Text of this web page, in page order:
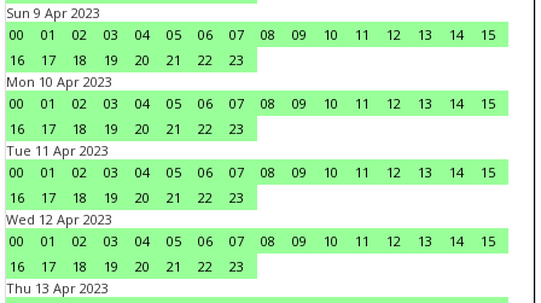
Sun 9 Apr 2023
00
01 02 03 04 05 06 07 08 09 10 11 12 13 14
15
16
17 18 19 20 21 22
23
Mon 10 Apr 2023
00
01 02 03 04 05 06 07 08 09 10 11 12 13 14
15
16
17 18 19 20 21 22
23
Tue 11 Apr 2023
00
01 02 03 04 05 06 07 08 09 10 11 12 13 14
15
16
17 18 19 20 21 22
23
Wed 12 Apr 2023
00
01 02 03 04 05 06 07 08 09 10 11 12 13 14
15
16
17 18 19 20 21 22
23
Thu 13 Apr 2023